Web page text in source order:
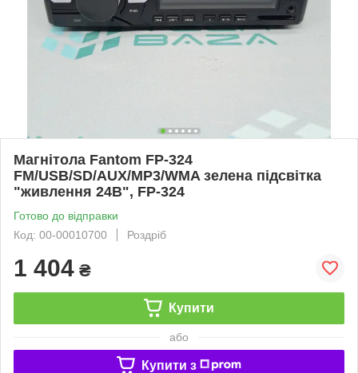
Магнітола Fantom FP-324
FM/USB/SD/AUX/MP3/WMA зелена підсвітка
"живлення 24В", FP-324
Готово до відправки
Код: 00-00010700
Роздріб
1 404 ₴
Купити
або
Купити з